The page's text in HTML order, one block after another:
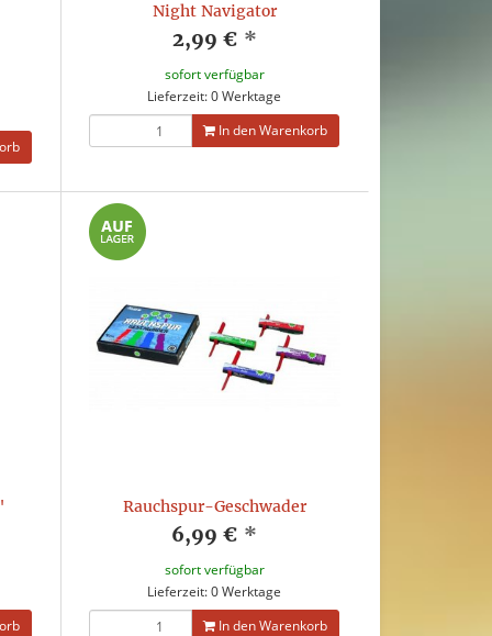
Night Navigator
2,99 € *
sofort verfügbar
Lieferzeit: 0 Werktage
In den Warenkorb
Rauchspur-Geschwader
6,99 € *
sofort verfügbar
Lieferzeit: 0 Werktage
In den Warenkorb